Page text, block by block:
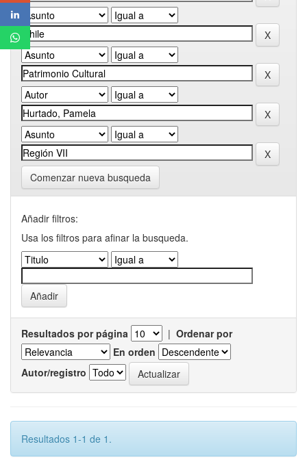
Comenzar nueva busqueda
Añadir filtros:
Usa los filtros para afinar la busqueda.
Resultados por página | Ordenar por
En orden
Autor/registro
Resultados 1-1 de 1.